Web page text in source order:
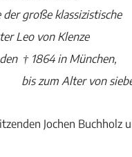
große klassizistische
Leo von Klenze
† 1864 in München,
bis zum Alter von
Jochen